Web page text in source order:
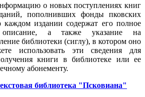
о новых поступлениях книг
пополнивших фонды пковских
издании содержат его полное
описание, а также указание на
библиотеки (сиглу), в котором оно
использовать эти сведения для
книги в библиотеке или ее
абонементу.
библиотека "Псковиана"